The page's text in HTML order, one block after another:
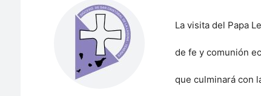
La visita del Papa
de fe y comunión
que culminará con